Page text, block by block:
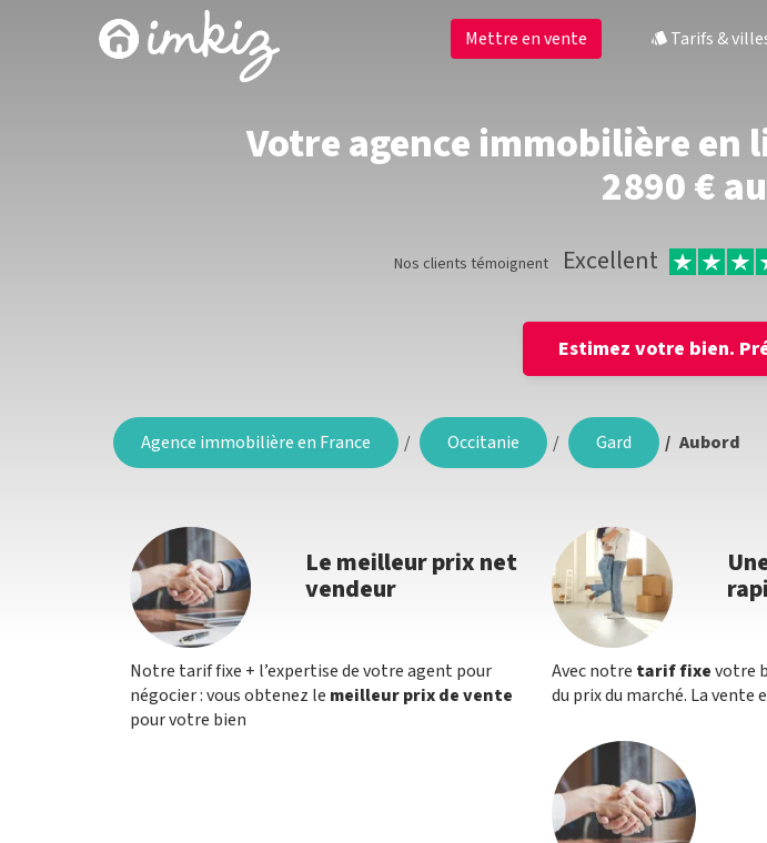
Mettre en vente Tarifs &
Votre agence immobilière en
2890 €
Nos clients témoignent Excellent
Estimez votre bien.
Agence immobilière en France Occitanie Gard Aubord
Le meilleur prix net
vendeur
Notre tarif fixe + l’expertise de votre agent pour
négocier : vous obtenez le meilleur prix de vente
pour votre bien
Avec notre tarif fixevotre
du prix du marché. La vente